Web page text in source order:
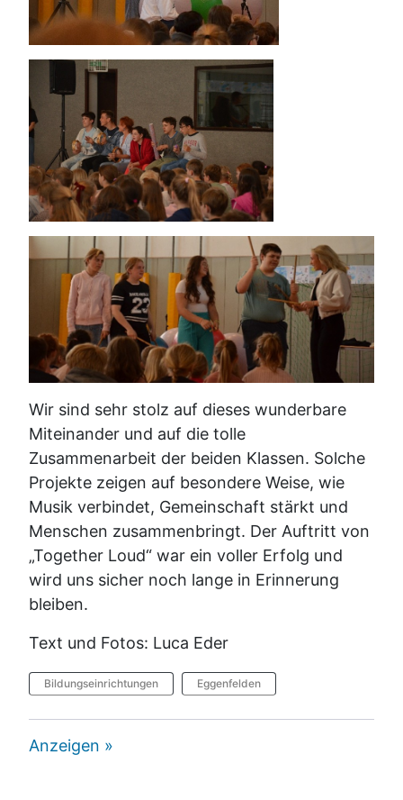
Wir sind sehr stolz auf dieses wunderbare
Miteinander und auf die tolle
Zusammenarbeit der beiden Klassen. Solche
Projekte zeigen auf besondere Weise, wie
Musik verbindet, Gemeinschaft stärkt und
Menschen zusammenbringt. Der Auftritt von
„Together Loud“ war ein voller Erfolg und
wird uns sicher noch lange in Erinnerung
bleiben.
Text und Fotos: Luca Eder
Bildungseinrichtungen Eggenfelden
Anzeigen »